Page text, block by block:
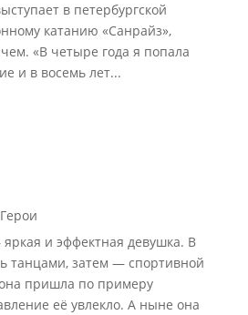
в петербургской
катанию «Санрайз»,
«В четыре года я попала
и в восемь лет...
и эффектная девушка. В
танцами, затем — спортивной
пришла по примеру
её увлекло. А ныне она